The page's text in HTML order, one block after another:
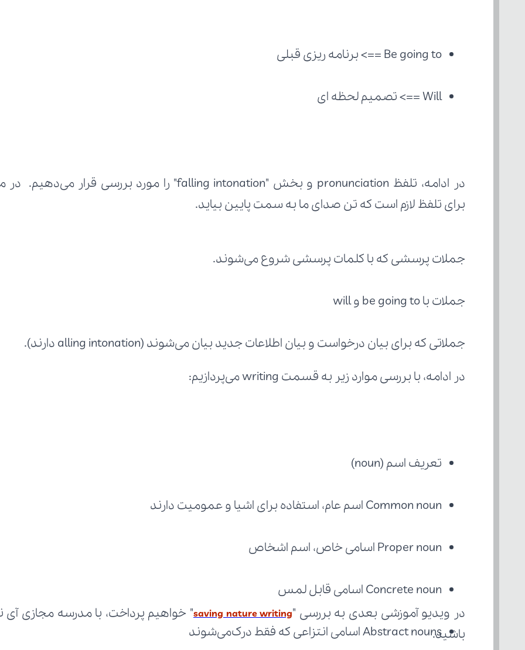
Be going to ==> برنامه ریزی قبلی
Will ==> تصمیم لحظه ای
برای تلفظ لازم است که تن صدای ما به سمت پایین بیاید.
جملات پرسشی که با کلمات پرسشی شروع می‌شوند.
جملات با be going to و will
جملاتی که برای بیان درخواست و بیان اطلاعات جدید بیان می‌شوند (alling intonation دارند).
در ادامه، با بررسی موارد زیر به قسمت writing می‌پردازیم:
تعریف اسم (noun)
Common noun اسم عام، استفاده برای اشیا و عمومیت دارند
Proper noun اسامی خاص، اسم اشخاص
Concrete noun اسامی قابل لمس
Abstract nouns اسامی انتزاعی که فقط درک‌می‌شوند
در ویدیو آموزشی بعدی به بررسی "saving nature writing
باشید.